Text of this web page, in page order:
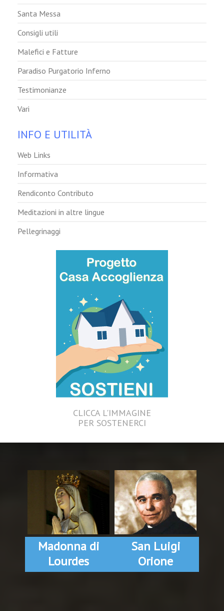
Santa Messa
Consigli utili
Malefici e Fatture
Paradiso Purgatorio Inferno
Testimonianze
Vari
INFO E UTILITÀ
Web Links
Informativa
Rendiconto Contributo
Meditazioni in altre lingue
Pellegrinaggi
CLICCA L'IMMAGINE
PER SOSTENERCI
Madonna di
Lourdes
San Luigi
Orione